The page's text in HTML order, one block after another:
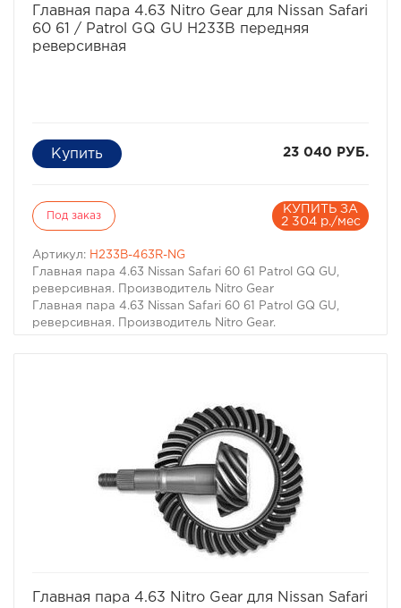
Главная пара 4.63 Nitro Gear для Nissan Safari
60 61 / Patrol GQ GU H233B передняя
реверсивная
23 040 РУБ.
Под заказ
КУПИТЬ ЗА
2 304 р./мес
Артикул: H233B-463R-NG
Главная пара 4.63 Nissan Safari 60 61 Patrol GQ GU,
реверсивная. Производитель Nitro Gear
Главная пара 4.63 Nissan Safari 60 61 Patrol GQ GU,
реверсивная. Производитель Nitro Gear.
Главная пара 4.63 Nitro Gear для Nissan Safari